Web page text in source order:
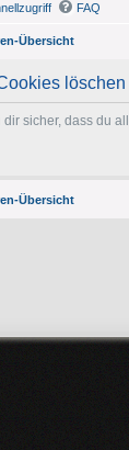
FAQ
Übersicht
löschen
dir sicher, dass du
Übersicht